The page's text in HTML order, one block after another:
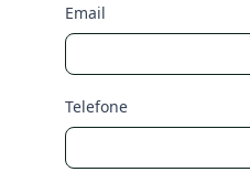
Email
Telefone